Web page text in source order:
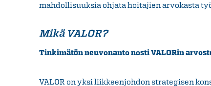
mahdollisuuksia ohjata hoitajien arvokasta
Mikä VALOR?
Tinkimätön neuvonanto nosti VALORin
VALOR on yksi liikkeenjohdon strategisen